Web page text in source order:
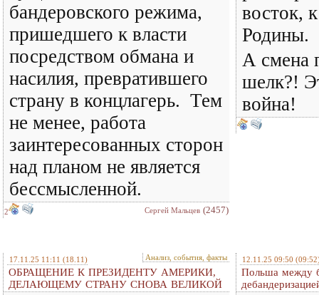
бандеровского режима,
пришедшего к власти
посредством обмана и
насилия, превратившего
страну в концлагерь. Тем
не менее, работа
заинтересованных сторон
над планом не является
бессмысленной.
2 Сергей Мальцев (2457)
восток,
Родины.
А смена
шелк?!
война!
17.11.25 11:11 (18.11) Анализ, события, факты
ОБРАЩЕНИЕ К ПРЕЗИДЕНТУ АМЕРИКИ,
ДЕЛАЮЩЕМУ СТРАНУ СНОВА ВЕЛИКОЙ
12.11.25 09:50
Польша между